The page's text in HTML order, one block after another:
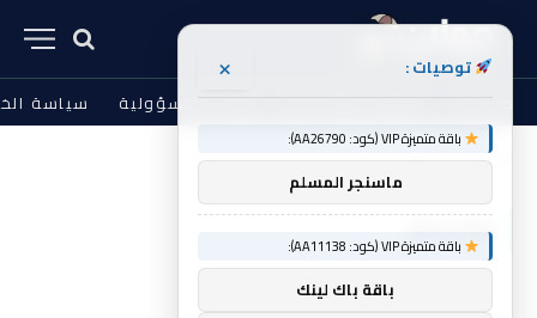
من نحن الشروط والأحكام إخلاء المسؤولية سياسة
الرئيسية »
Walker
WALKER
توصيات : ×
باقة متميزة VIP (كود: AA26790):
ماسنجر المسلم
باقة متميزة VIP (كود: AA11138):
باقة باك لينك